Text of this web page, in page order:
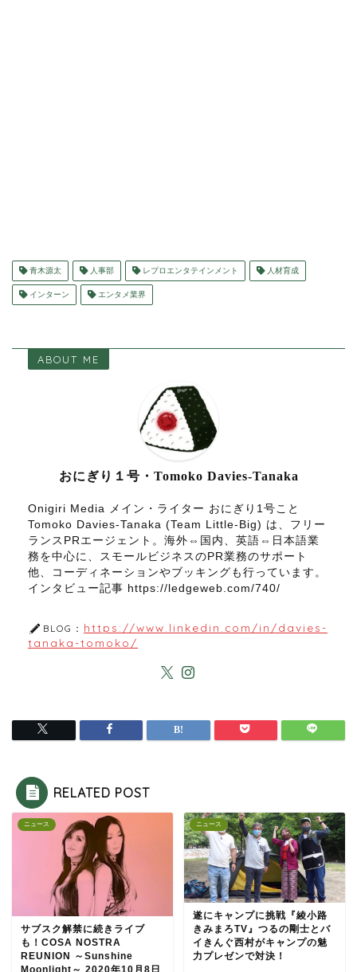
青木源太 人事部 レプロエンタテインメント 人材育成
インターン エンタメ業界
ABOUT ME
おにぎり１号・Tomoko Davies-Tanaka
Onigiri Media メイン・ライター おにぎり1号こと
Tomoko Davies-Tanaka (Team Little-Big) は、フリー
ランスPRエージェント。海外⇔国内、英語⇔日本語業
務を中心に、スモールビジネスのPR業務のサポート
他、コーディネーションやブッキングも行っています。
インタビュー記事 https://ledgeweb.com/740/
BLOG： https://www.linkedin.com/in/davies-
tanaka-tomoko/
RELATED POST
ニュース
サブスク解禁に続きライブ
も！COSA NOSTRA
REUNION ～Sunshine
ニュース
遂にキャンプに挑戦『綾小路
きみまろTV』つるの剛士とバ
イきんぐ西村がキャンプの魅
力プレゼンで対決！